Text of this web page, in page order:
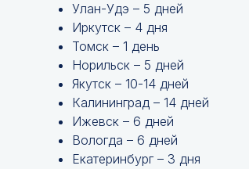
Улан-Удэ – 5 дней
Иркутск – 4 дня
Томск – 1 день
Норильск – 5 дней
Якутск – 10-14 дней
Калининград – 14 дней
Ижевск – 6 дней
Вологда – 6 дней
Екатеринбург – 3 дня